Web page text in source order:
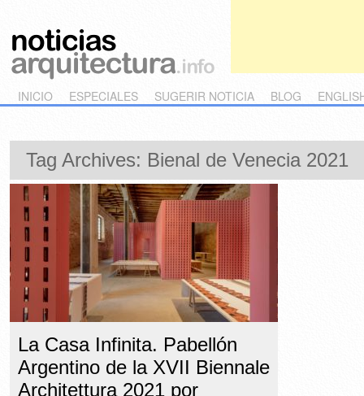
Main menu
Skip to primary content
Skip to secondary content
INICIO ESPECIALES SUGERIR NOTICIA BLOG
Tag Archives: Bienal de Venecia 2021
La Casa Infinita. Pabellón
Argentino de la XVII Biennale
Architettura 2021 por